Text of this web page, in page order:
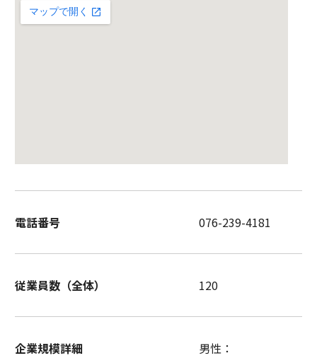
電話番号 076-239-4181
従業員数（全体） 120
企業規模詳細
男性：